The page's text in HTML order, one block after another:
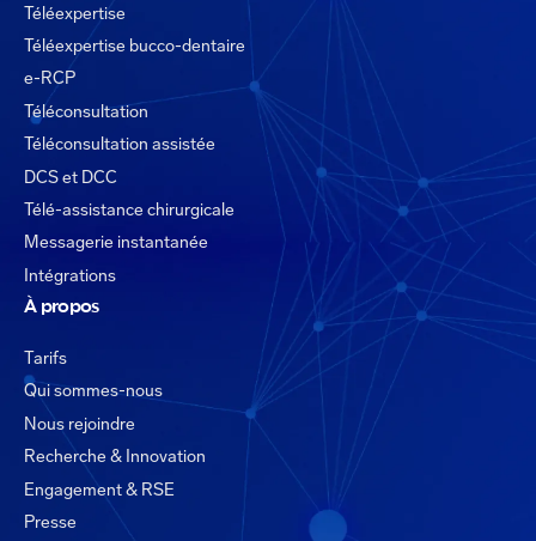
Téléexpertise
Téléexpertise bucco-dentaire
e-RCP
Téléconsultation
Téléconsultation assistée
DCS et DCC
Télé-assistance chirurgicale
Messagerie instantanée
Intégrations
À propos
Tarifs
Qui sommes-nous
Nous rejoindre
Recherche & Innovation
Engagement & RSE
Presse